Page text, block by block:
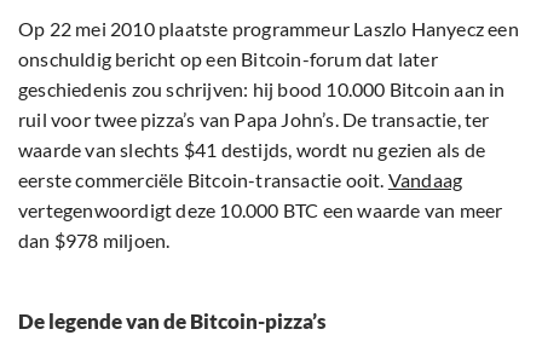
Op 22 mei 2010 plaatste programmeur Laszlo Hanyecz een
onschuldig bericht op een Bitcoin-forum dat later
geschiedenis zou schrijven: hij bood 10.000 Bitcoin aan in
ruil voor twee pizza’s van Papa John’s. De transactie, ter
waarde van slechts $41 destijds, wordt nu gezien als de
eerste commerciële Bitcoin-transactie ooit. Vandaag
vertegenwoordigt deze 10.000 BTC een waarde van meer
dan $978 miljoen.
De legende van de Bitcoin-pizza’s